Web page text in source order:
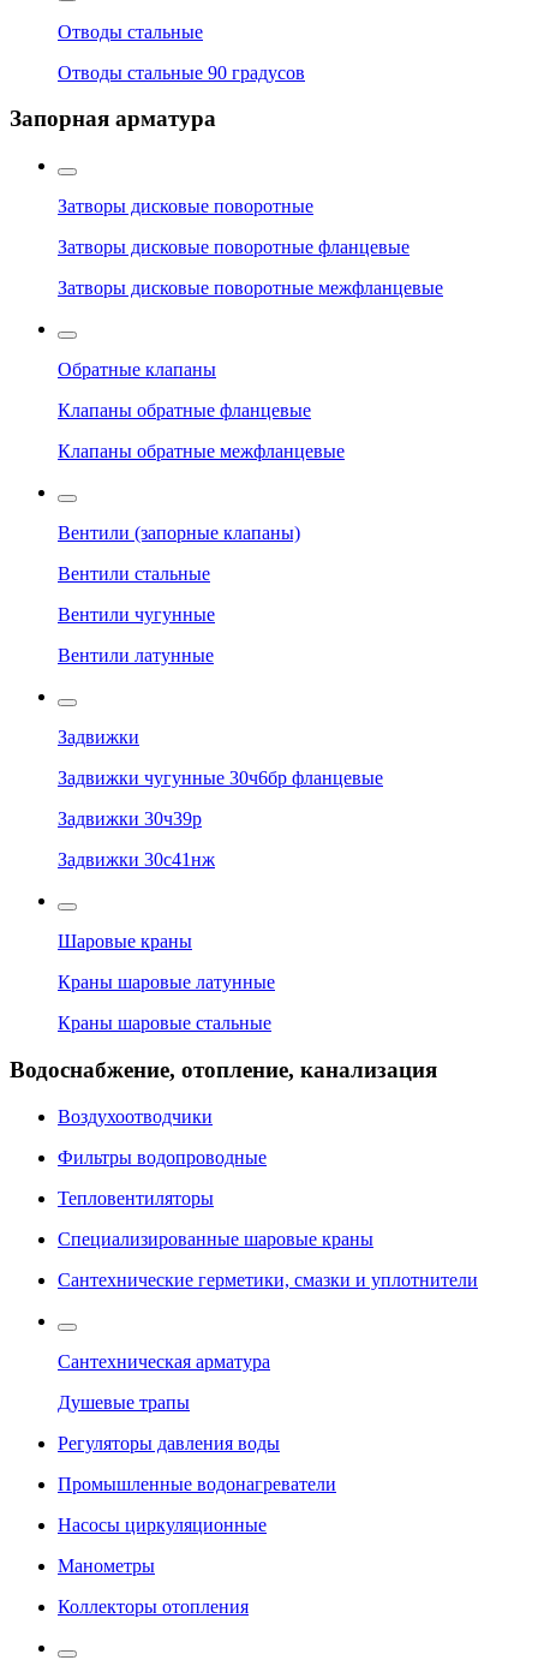
Отводы стальные
Отводы стальные 90 градусов
Запорная арматура
Затворы дисковые поворотные
Затворы дисковые поворотные фланцевые
Затворы дисковые поворотные межфланцевые
Обратные клапаны
Клапаны обратные фланцевые
Клапаны обратные межфланцевые
Вентили (запорные клапаны)
Вентили стальные
Вентили чугунные
Вентили латунные
Задвижки
Задвижки чугунные 30ч6бр фланцевые
Задвижки 30ч39р
Задвижки 30с41нж
Шаровые краны
Краны шаровые латунные
Краны шаровые стальные
Водоснабжение, отопление, канализация
Воздухоотводчики
Фильтры водопроводные
Тепловентиляторы
Специализированные шаровые краны
Сантехнические герметики, смазки и уплотнители
Сантехническая арматура
Душевые трапы
Регуляторы давления воды
Промышленные водонагреватели
Насосы циркуляционные
Манометры
Коллекторы отопления